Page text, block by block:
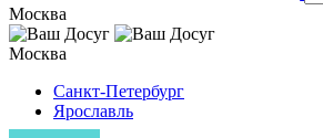
Москва
Москва
Санкт-Петербург
Ярославль